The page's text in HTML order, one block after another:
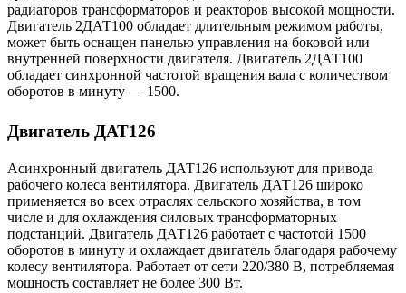
радиаторов трансформаторов и реакторов высокой мощности.
Двигатель 2ДАТ100 обладает длительным режимом работы,
может быть оснащен панелью управления на боковой или
внутренней поверхности двигателя. Двигатель 2ДАТ100
обладает синхронной частотой вращения вала с количеством
оборотов в минуту — 1500.
Двигатель ДАТ126
Асинхронный двигатель ДАТ126 используют для привода
рабочего колеса вентилятора. Двигатель ДАТ126 широко
применяется во всех отраслях сельского хозяйства, в том
числе и для охлаждения силовых трансформаторных
подстанций. Двигатель ДАТ126 работает с частотой 1500
оборотов в минуту и охлаждает двигатель благодаря рабочему
колесу вентилятора. Работает от сети 220/380 В, потребляемая
мощность составляет не более 300 Вт.